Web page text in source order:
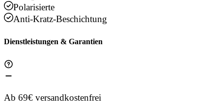
Polarisierte
Anti-Kratz-Beschichtung
Dienstleistungen & Garantien
Ab 69€ versandkostenfrei